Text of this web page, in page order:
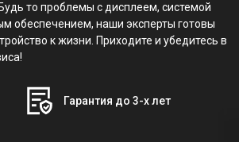
то проблемы с дисплеем, системой
обеспечением, наши эксперты готовы
к жизни. Приходите и убедитесь в
Гарантия до 3-х лет